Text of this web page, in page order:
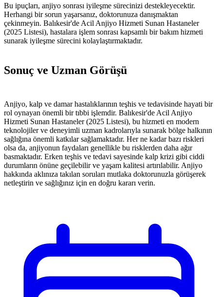
Bu ipuçları, anjiyo sonrası iyileşme sürecinizi destekleyecektir.
Herhangi bir sorun yaşarsanız, doktorunuza danışmaktan
çekinmeyin. Balıkesir'de Acil Anjiyo Hizmeti Sunan Hastaneler
(2025 Listesi), hastalara işlem sonrası kapsamlı bir bakım hizmeti
sunarak iyileşme sürecini kolaylaştırmaktadır.
Sonuç ve Uzman Görüşü
Anjiyo, kalp ve damar hastalıklarının teşhis ve tedavisinde hayati bir
rol oynayan önemli bir tıbbi işlemdir. Balıkesir'de Acil Anjiyo
Hizmeti Sunan Hastaneler (2025 Listesi), bu hizmeti en modern
teknolojiler ve deneyimli uzman kadrolarıyla sunarak bölge halkının
sağlığına önemli katkılar sağlamaktadır. Her ne kadar bazı riskleri
olsa da, anjiyonun faydaları genellikle bu risklerden daha ağır
basmaktadır. Erken teşhis ve tedavi sayesinde kalp krizi gibi ciddi
durumların önüne geçilebilir ve yaşam kalitesi artırılabilir. Anjiyo
hakkında aklınıza takılan soruları mutlaka doktorunuzla görüşerek
netleştirin ve sağlığınız için en doğru kararı verin.